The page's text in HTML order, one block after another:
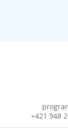
+421 948